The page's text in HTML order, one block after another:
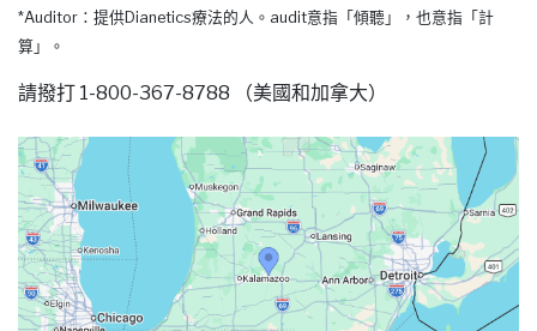
*Auditor：提供Dianetics療法的人。audit意指「傾聽」，也意指「計
算」。
請撥打 1-800-367-8788 （美國和加拿大）